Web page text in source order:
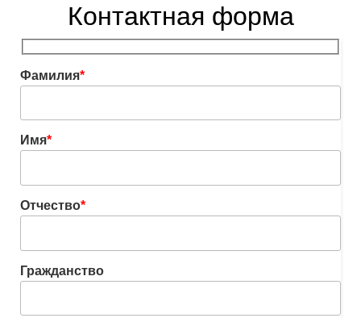
Контактная форма
Фамилия*
Имя*
Отчество*
Гражданство